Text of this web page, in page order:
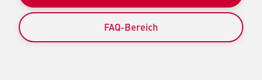
FAQ-Bereich